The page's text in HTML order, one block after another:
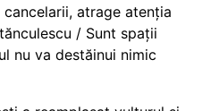
atrage atenția
/ Sunt spații
nu va destăinui nimic